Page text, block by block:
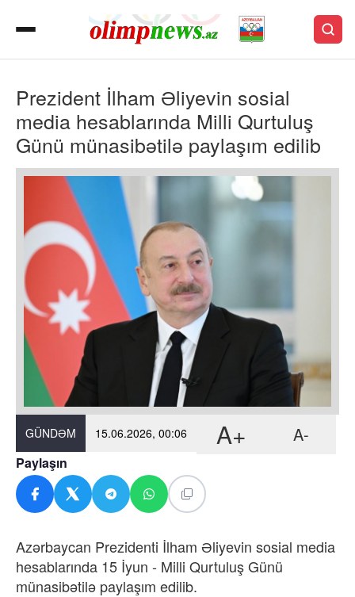
Prezident İlham Əliyevin sosial
media hesablarında Milli Qurtuluş
Günü münasibətilə paylaşım edilib
GÜNDƏM 15.06.2026, 00:06 A+ A-
Paylaşın
Azərbaycan Prezidenti İlham Əliyevin sosial media
hesablarında 15 İyun - Milli Qurtuluş Günü
münasibətilə paylaşım edilib.